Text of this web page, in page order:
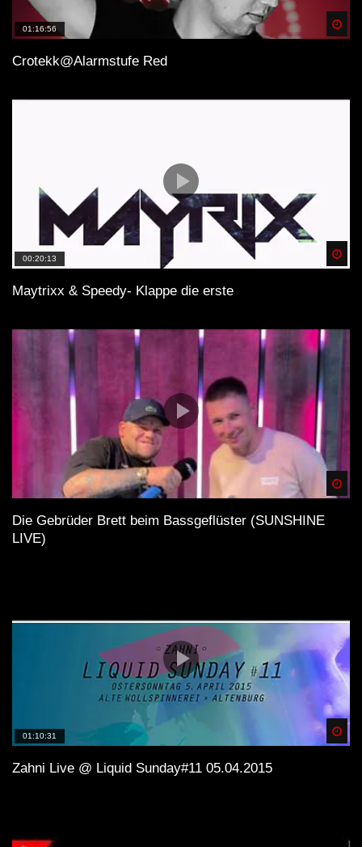
GEFÜHLSTEKK SET PART 4 |
SPARKY | JACK HENRY | VIRUZZ |
01:16:56
Crotekk@Alarmstufe Red
00:20:13
Maytrixx & Speedy- Klappe die erste
Die Gebrüder Brett beim Bassgeflüster (SUNSHINE
LIVE)
01:10:31
Zahni Live @ Liquid Sunday#11 05.04.2015